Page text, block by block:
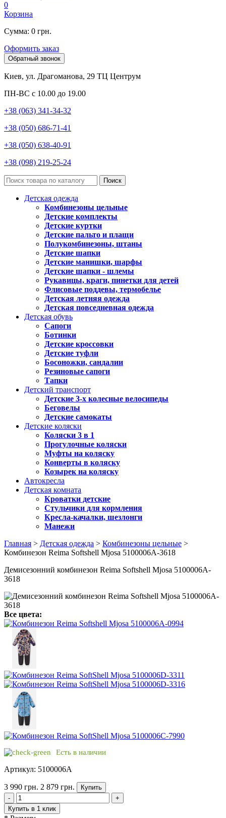
0
Корзина
Сумма: 0 грн.
Оформить заказ
Обратный звонок
Киев, ул. Драгоманова, 29 ТЦ Центрум
ПН-ВС с 10.00 до 19.00
+38 (063) 341-34-32
+38 (050) 686-71-41
+38 (050) 638-40-91
+38 (098) 219-25-24
Поиск
Детская одежда
Комбинезоны цельные
Детские комплекты
Детские куртки
Детские пальто и плащи
Полукомбинезоны, штаны
Детские шапки
Детские манишки, шарфы
Детские шапки - шлемы
Рукавицы, краги, пинетки для детей
Флисовые поддевы, термобелье
Детская летняя одежда
Детская повседневная одежда
Детская обувь
Сапоги
Ботинки
Детские кроссовки
Детские туфли
Босоножки, сандалии
Резиновые сапоги
Тапки
Детский транспорт
Детские 3-х колесные велосипеды
Беговелы
Детские самокаты
Детские коляски
Коляски 3 в 1
Прогулочные коляски
Муфты на коляску
Конверты в коляску
Козырек на коляску
Автокресла
Детская комната
Кроватки детские
Стульчики для кормления
Кресла-качалки, шезлонги
Манежи
Главная > Детская одежда > Комбинезоны цельные >
Комбинезон Reima Softshell Mjosa 5100006A-3618
Демисезонний комбинезон Reima Softshell Mjosa 5100006A-
3618
Все цвета:
Есть в наличии
Артикул: 5100006A
3 990 грн. 2 879 грн.
Купить
-
+
Купить в 1 клик